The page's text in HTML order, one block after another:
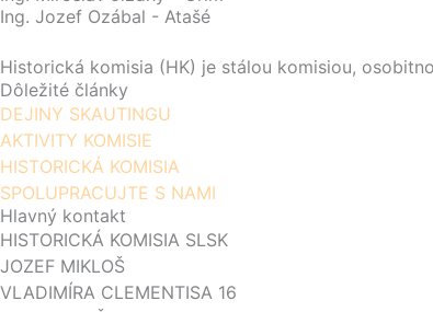
Ing. Jozef Ozábal - Atašé
Historická komisia (HK) je stálou komisiou,
Dôležité články
DEJINY SKAUTINGU
AKTIVITY KOMISIE
HISTORICKÁ KOMISIA
SPOLUPRACUJTE S NAMI
Hlavný kontakt
HISTORICKÁ KOMISIA SLSK
JOZEF MIKLOŠ
VLADIMÍRA CLEMENTISA 16